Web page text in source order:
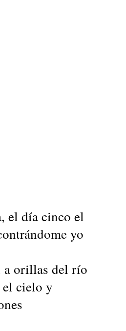
el día cinco el
yo
a orillas del río
el cielo y